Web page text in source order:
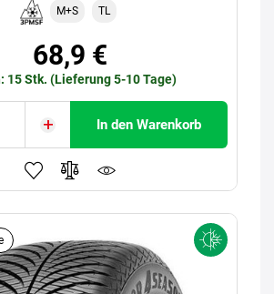
M+S TL
68,9 €
15 Stk. (Lieferung 5-10 Tage)
In den Warenkorb